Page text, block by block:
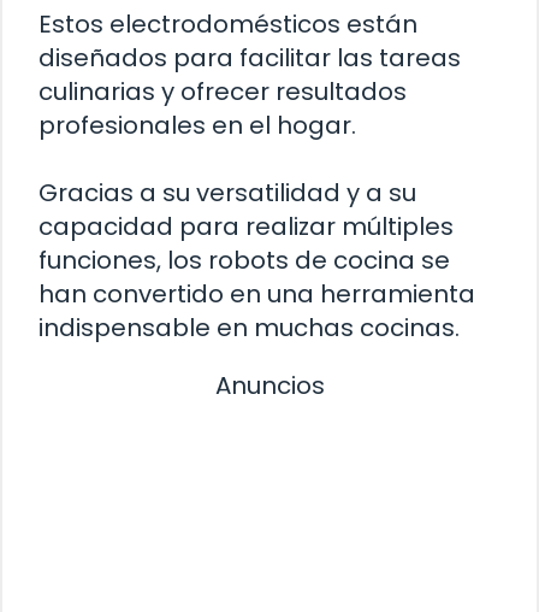
Estos electrodomésticos están
diseñados para facilitar las tareas
culinarias y ofrecer resultados
profesionales en el hogar.
Gracias a su versatilidad y a su
capacidad para realizar múltiples
funciones, los robots de cocina se
han convertido en una herramienta
indispensable en muchas cocinas.
Anuncios